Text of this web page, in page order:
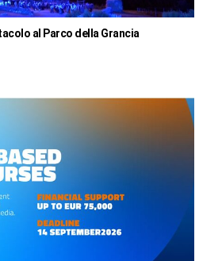
al Parco della Grancia